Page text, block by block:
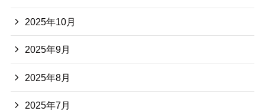
2025年10月
2025年9月
2025年8月
2025年7月